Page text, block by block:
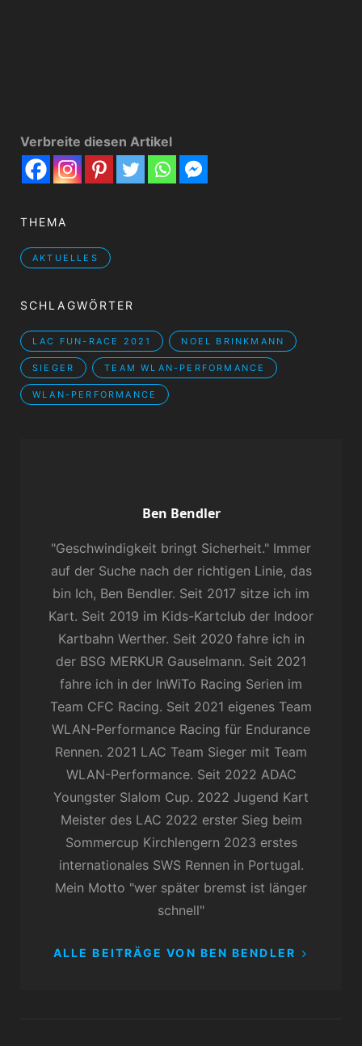
Verbreite diesen Artikel
THEMA
AKTUELLES
SCHLAGWÖRTER
LAC FUN-RACE 2021 NOEL BRINKMANN
SIEGER TEAM WLAN-PERFORMANCE
WLAN-PERFORMANCE
Author:
Ben Bendler
"Geschwindigkeit bringt Sicherheit." Immer
auf der Suche nach der richtigen Linie, das
bin Ich, Ben Bendler. Seit 2017 sitze ich im
Kart. Seit 2019 im Kids-Kartclub der Indoor
Kartbahn Werther. Seit 2020 fahre ich in
der BSG MERKUR Gauselmann. Seit 2021
fahre ich in der InWiTo Racing Serien im
Team CFC Racing. Seit 2021 eigenes Team
WLAN-Performance Racing für Endurance
Rennen. 2021 LAC Team Sieger mit Team
WLAN-Performance. Seit 2022 ADAC
Youngster Slalom Cup. 2022 Jugend Kart
Meister des LAC 2022 erster Sieg beim
Sommercup Kirchlengern 2023 erstes
internationales SWS Rennen in Portugal.
Mein Motto "wer später bremst ist länger
schnell"
ALLE BEITRÄGE VON BEN BENDLER